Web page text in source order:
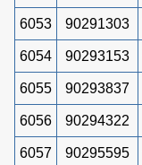
6053 90291303
6054 90293153
6055 90293837
6056 90294322
6057 90295595